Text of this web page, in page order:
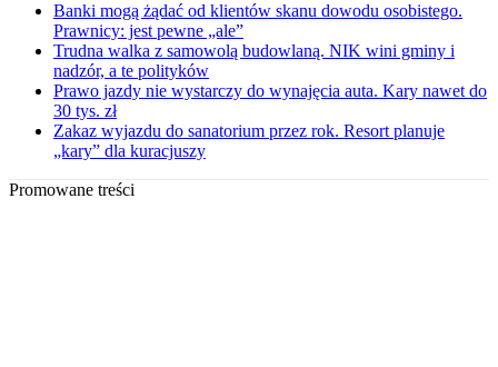
Banki mogą żądać od klientów skanu dowodu osobistego.
Prawnicy: jest pewne „ale”
Trudna walka z samowolą budowlaną. NIK wini gminy i
nadzór, a te polityków
Prawo jazdy nie wystarczy do wynajęcia auta. Kary nawet do
30 tys. zł
Zakaz wyjazdu do sanatorium przez rok. Resort planuje
„kary” dla kuracjuszy
Promowane treści